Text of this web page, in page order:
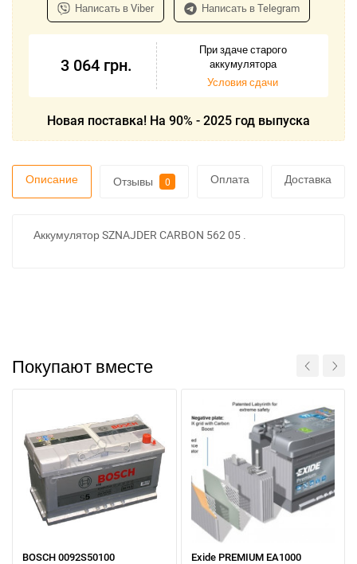
Написать в Viber Написать в Telegram
3 064 грн.
При здаче старого
аккумулятора
Условия сдачи
Новая поставка! На 90% - 2025 год выпуска
Описание Отзывы 0 Оплата Доставка
Аккумулятор SZNAJDER CARBON 562 05 .
Покупают вместе
BOSCH 0092S50100 Exide PREMIUM EA1000
При отсутствии связи - пишите, звоните в Viber /